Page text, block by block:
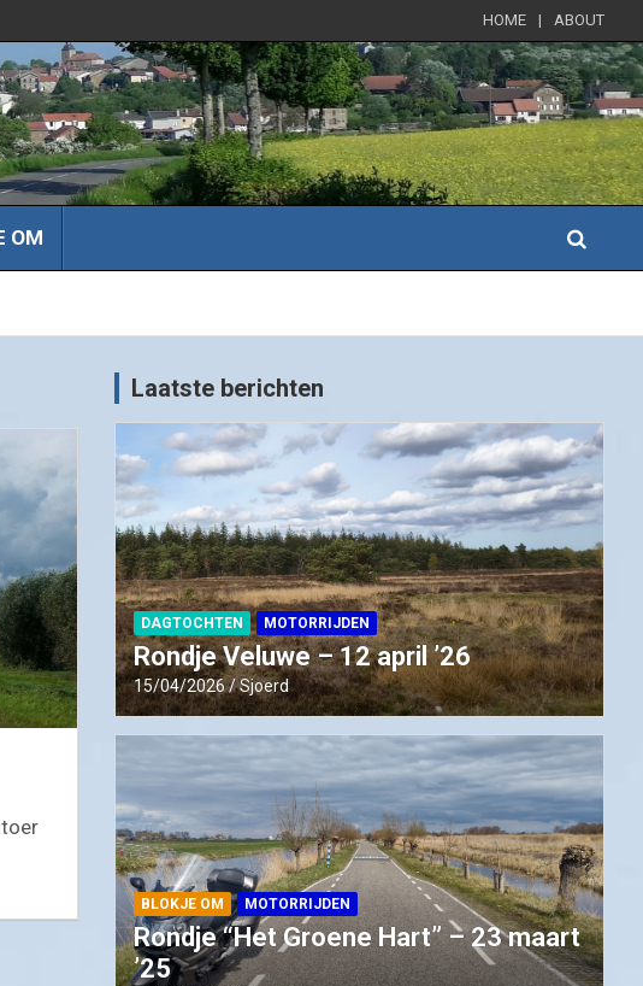
HOME ABOUT
OM
Laatste berichten
DAGTOCHTEN MOTORRIJDEN
Rondje Veluwe – 12 april ’26
15/04/2026 Sjoerd
BLOKJE OM MOTORRIJDEN
Rondje “Het Groene Hart” – 23 maart
’25